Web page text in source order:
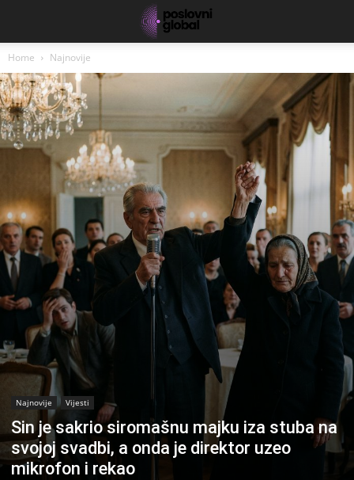
Home Najnovije
Najnovije Vijesti
Sin je sakrio siromašnu majku iza stuba na
svojoj svadbi, a onda je direktor uzeo
mikrofon i rekao